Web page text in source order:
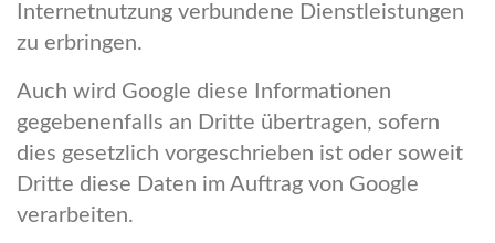
Internetnutzung verbundene Dienstleistungen
zu erbringen.
Auch wird Google diese Informationen
gegebenenfalls an Dritte übertragen, sofern
dies gesetzlich vorgeschrieben ist oder soweit
Dritte diese Daten im Auftrag von Google
verarbeiten.